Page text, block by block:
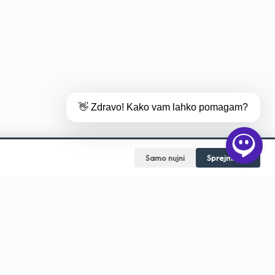
Samo nujni Sprejmi vse
👋 Zdravo! Kako vam lahko pomagam?